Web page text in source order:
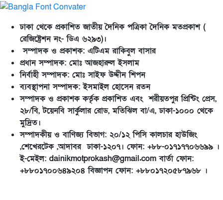
ঢাকা থেকে প্রকাশিত জাতীয় দৈনিক পত্রিকা দৈনিক মতপ্রকাশ (
রেজিষ্ট্রেশন নং- ডিএ ৬২৯৩)।
সম্পাদক ও প্রকাশক: এটিএম রাকিবুল বাসার
প্রধান সম্পাদক: মোঃ আজহারুল ইসলাম
নির্বাহী সম্পাদক: মোঃ সাইফ উদ্দীন শিপন
ব্যবস্থাপনা সম্পাদক: ইসমাইল হোসেন রতন
সম্পাদক ও প্রকাশক কর্তৃক প্রকাশিত এবং শরীয়তপুর প্রিন্টিং প্রেস,
২৮/বি, টয়েনবি সার্কুলার রোড, মতিঝিল বা/এ, ঢাকা-১০০০ থেকে
মুদ্রিত।
সম্পাদকীয় ও বাণিজ্য বিভাগ: ২০/১২ পিসি কালচার হাউজিং
,শেখেরটেক ,আদাবর ঢাকা-১২০৭। ফোন: +৮৮-০১৭১৭৭০৬৬৯৯ ।
ই-মেইল: dainikmotprokash@gmail.com বার্তা ফোন:
+৮৮০১৭০০৬৪৯২০৪ বিজ্ঞাপন ফোন: +৮৮০১৭২০৫৮৭৯৬৮ ।